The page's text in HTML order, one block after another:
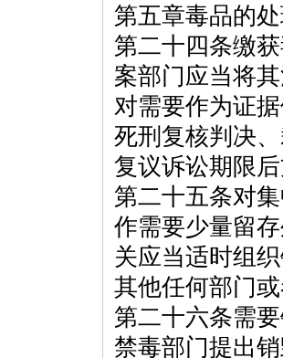
第五章毒品的
第二十四条缴
案部门应当将
对需要作为证
死刑复核判决
复议诉讼期限
第二十五条对
作需要少量留
关应当适时组
其他任何部门
第二十六条需
禁毒部门提出